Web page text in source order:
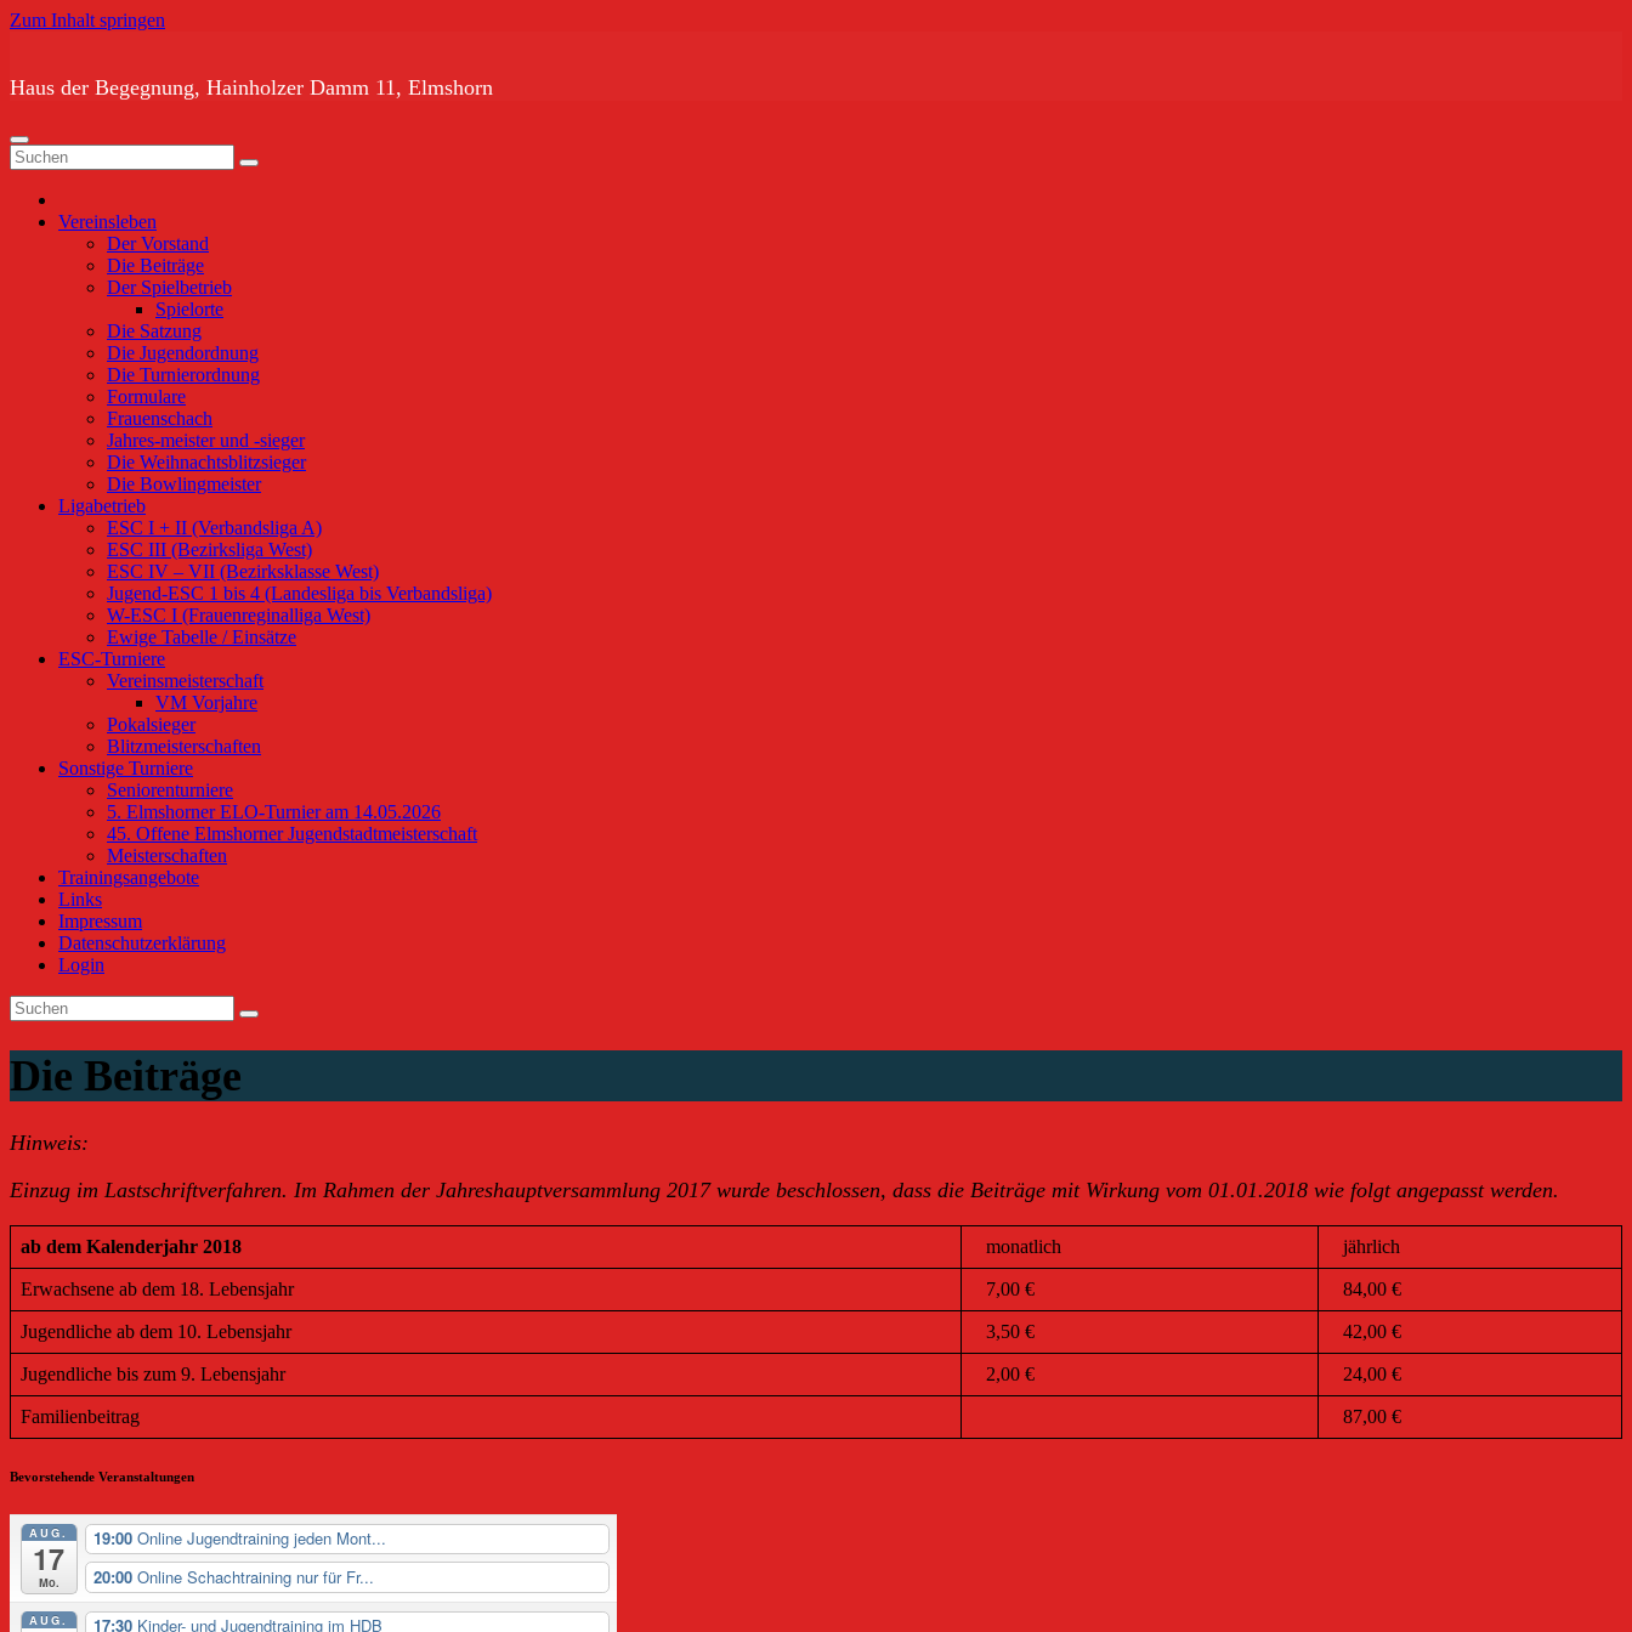
Zum Inhalt springen
Haus der Begegnung, Hainholzer Damm 11, Elmshorn
Vereinsleben
Der Vorstand
Die Beiträge
Der Spielbetrieb
Spielorte
Die Satzung
Die Jugendordnung
Die Turnierordnung
Formulare
Frauenschach
Jahres-meister und -sieger
Die Weihnachtsblitzsieger
Die Bowlingmeister
Ligabetrieb
ESC I + II (Verbandsliga A)
ESC III (Bezirksliga West)
ESC IV – VII (Bezirksklasse West)
Jugend-ESC 1 bis 4 (Landesliga bis Verbandsliga)
W-ESC I (Frauenreginalliga West)
Ewige Tabelle / Einsätze
ESC-Turniere
Vereinsmeisterschaft
VM Vorjahre
Pokalsieger
Blitzmeisterschaften
Sonstige Turniere
Seniorenturniere
5. Elmshorner ELO-Turnier am 14.05.2026
45. Offene Elmshorner Jugendstadtmeisterschaft
Meisterschaften
Trainingsangebote
Links
Impressum
Datenschutzerklärung
Login
Die Beiträge
Hinweis:
Einzug im Lastschriftverfahren. Im Rahmen der Jahreshauptversammlung 2017 wurde beschlossen, dass die Beiträge mit Wirkung vom 01.01.2018 wie folgt angepasst werden.
ab dem Kalenderjahr 2018 monatlich jährlich
Erwachsene ab dem 18. Lebensjahr 7,00 € 84,00 €
Jugendliche ab dem 10. Lebensjahr 3,50 € 42,00 €
Jugendliche bis zum 9. Lebensjahr 2,00 € 24,00 €
Familienbeitrag 87,00 €
Bevorstehende Veranstaltungen
AUG.
17
Mo.
19:00 Online Jugendtraining jeden Mont...
20:00 Online Schachtraining nur für Fr...
AUG. 17:30 Kinder- und Jugendtraining im HDB